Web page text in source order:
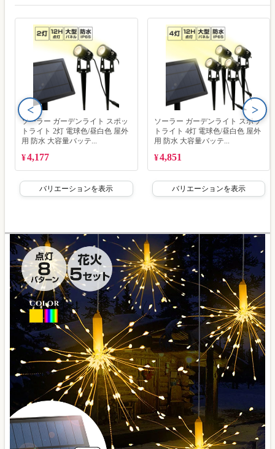
ソーラー ガーデンライト スポッ
トライト 2灯 電球色/昼白色 屋外
用 防水 大容量バッテ...
¥4,177
バリエーションを表示
ソーラー ガーデンライト スポッ
トライト 4灯 電球色/昼白色 屋外
用 防水 大容量バッテ...
¥4,851
バリエーションを表示
< >